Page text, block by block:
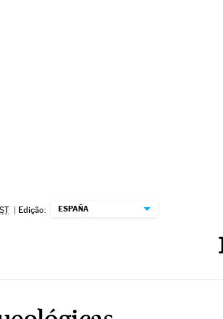
| Edição: ESPAÑA